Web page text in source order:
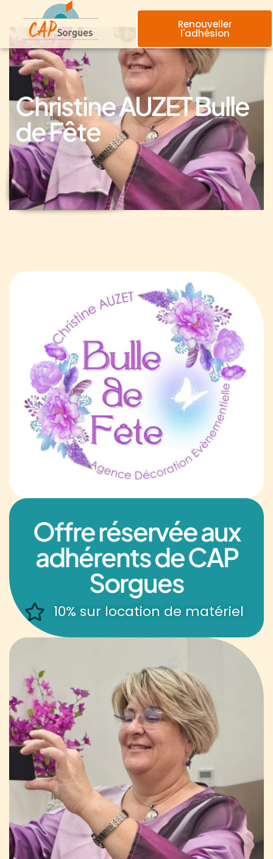
Renouveller
l'adhésion
Christine AUZET Bulle
de Fête
Offre réservée aux
adhérents de CAP
Sorgues
10% sur location de matériel